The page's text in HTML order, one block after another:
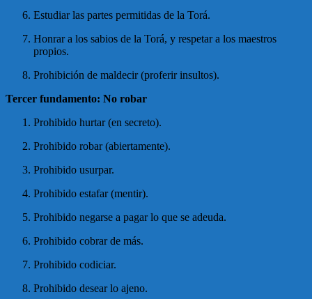
Estudiar las partes permitidas de la Torá.
Honrar a los sabios de la Torá, y respetar a los maestros
propios.
Prohibición de maldecir (proferir insultos).
Tercer fundamento: No robar
Prohibido hurtar (en secreto).
Prohibido robar (abiertamente).
Prohibido usurpar.
Prohibido estafar (mentir).
Prohibido negarse a pagar lo que se adeuda.
Prohibido cobrar de más.
Prohibido codiciar.
Prohibido desear lo ajeno.